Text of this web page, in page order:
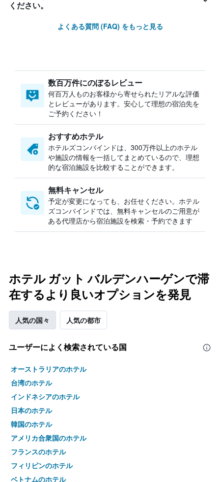
ください。
よくある質問 (FAQ) をもっと見る
数百万件にのぼるレビュー
何百万人ものお客様から寄せられたリアルな評価
とレビューがあります。安心して理想の宿泊先を
ご予約ください！
おすすめホテル
ホテルズコンバインドは、300万件以上のホテル
や施設の情報を一括してまとめているので、理想
的な宿泊施設を比較することができます。
無料キャンセル
予定が変更になっても、お任せください。ホテル
ズコンバインドでは、無料キャンセルのご用意が
ある代理店から宿泊施設を検索・予約できます
ホテル ガット バルデンハーゲンで滞
在するより良いオプションを発見
人気の国々 人気の都市
ユーザーによく検索されている国
オーストラリアのホテル
台湾のホテル
インドネシアのホテル
日本のホテル
韓国のホテル
アメリカ合衆国のホテル
フランスのホテル
フィリピンのホテル
ベトナムのホテル